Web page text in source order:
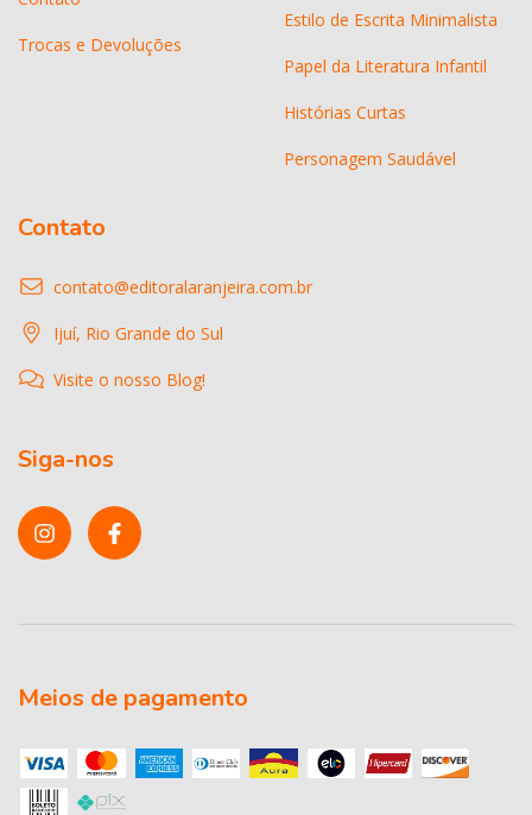
Trocas e Devoluções
Estilo de Escrita Minimalista
Papel da Literatura Infantil
Histórias Curtas
Personagem Saudável
Contato
contato@editoralaranjeira.com.br
Ijuí, Rio Grande do Sul
Visite o nosso Blog!
Siga-nos
Meios de pagamento